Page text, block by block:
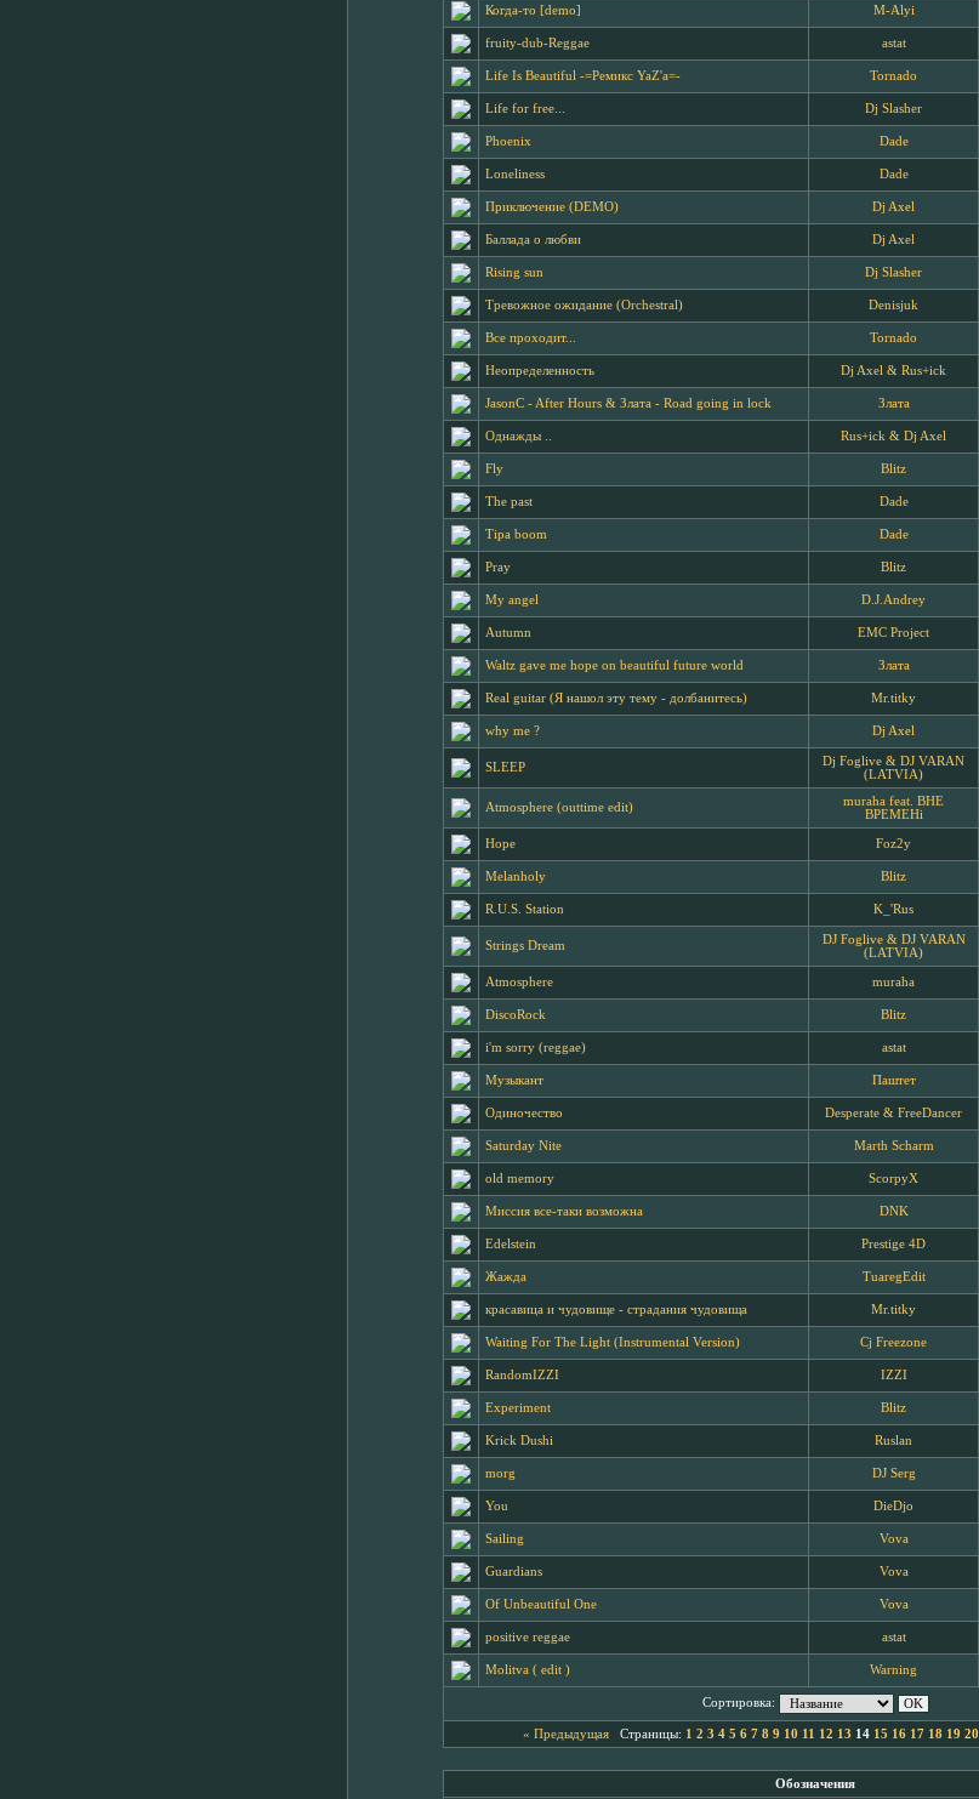
Когда-то [demo] M-Alyi
fruity-dub-Reggae astat
Life Is Beautiful -=Ремикс YaZ'а=- Tornado
Life for free... Dj Slasher
Phoenix Dade
Loneliness Dade
Приключение (DEMO) Dj Axel
Баллада о любви Dj Axel
Rising sun Dj Slasher
Тревожное ожидание (Orchestral) Denisjuk
Все проходит... Tornado
Неопределенность Dj Axel & Rus+ick
JasonC - After Hours & Злата - Road going in lock Злата
Однажды .. Rus+ick & Dj Axel
Fly Blitz
The past Dade
Tipa boom Dade
Pray Blitz
My angel D.J.Andrey
Autumn EMC Project
Waltz gave me hope on beautiful future world Злата
Real guitar (Я нашол эту тему - долбанитесь) Mr.titky
why me ? Dj Axel
SLEEP
Dj Foglive & DJ VARAN
(LATVIA)
Atmosphere (outtime edit)
muraha feat. BHE
BPEMEHi
Hope Foz2y
Melanholy Blitz
R.U.S. Station K_'Rus
Strings Dream
DJ Foglive & DJ VARAN
(LATVIA)
Atmosphere muraha
DiscoRock Blitz
i'm sorry (reggae) astat
Музыкант Паштет
Одиночество Desperate & FreeDancer
Saturday Nite Marth Scharm
old memory ScorpyX
Миссия все-таки возможна DNK
Edelstein Prestige 4D
Жажда TuaregEdit
красавица и чудовище - страдания чудовища Mr.titky
Waiting For The Light (Instrumental Version) Cj Freezone
RandomIZZI IZZI
Experiment Blitz
Krick Dushi Ruslan
morg DJ Serg
You DieDjo
Sailing Vova
Guardians Vova
Of Unbeautiful One Vova
positive reggae astat
Molitva ( edit ) Warning
Сортировка:
« Предыдущая Страницы: 1 2 3 4 5 6 7 8 9 10 11 12 13 14 15 16 17 18 19 20
Обозначения